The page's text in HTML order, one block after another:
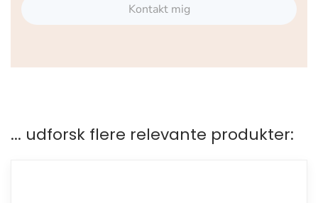
Kontakt mig
... udforsk flere relevante produkter: